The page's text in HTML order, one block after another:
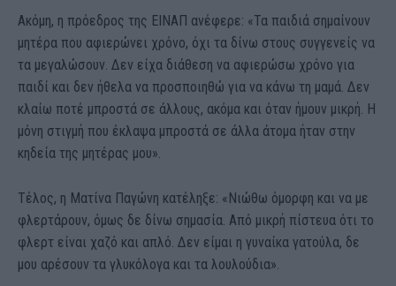
Ακόμη, η πρόεδρος της ΕΙΝΑΠ ανέφερε: «Τα παιδιά σημαίνουν
μητέρα που αφιερώνει χρόνο, όχι τα δίνω στους συγγενείς να
τα μεγαλώσουν. Δεν είχα διάθεση να αφιερώσω χρόνο για
παιδί και δεν ήθελα να προσποιηθώ για να κάνω τη μαμά. Δεν
κλαίω ποτέ μπροστά σε άλλους, ακόμα και όταν ήμουν μικρή. Η
μόνη στιγμή που έκλαψα μπροστά σε άλλα άτομα ήταν στην
κηδεία της μητέρας μου».
Τέλος, η Ματίνα Παγώνη κατέληξε: «Νιώθω όμορφη και να με
φλερτάρουν, όμως δε δίνω σημασία. Από μικρή πίστευα ότι το
φλερτ είναι χαζό και απλό. Δεν είμαι η γυναίκα γατούλα, δε
μου αρέσουν τα γλυκόλογα και τα λουλούδια».